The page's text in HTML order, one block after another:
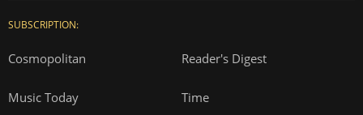
SUBSCRIPTION:
Cosmopolitan Reader's Digest
Music Today Time